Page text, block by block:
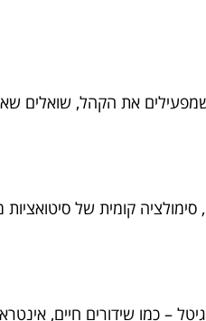
את הקהל, שואלים
סימולציה קומית של
– כמו שידורים חיים,